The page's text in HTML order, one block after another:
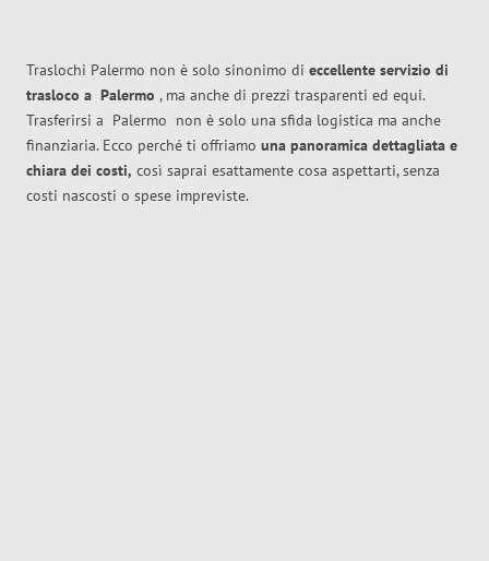
Traslochi Palermo non è solo sinonimo di eccellente servizio di
trasloco a Palermo , ma anche di prezzi trasparenti ed equi.
Trasferirsi a Palermo non è solo una sfida logistica ma anche
finanziaria. Ecco perché ti offriamo una panoramica dettagliata e
chiara dei costi, così saprai esattamente cosa aspettarti, senza
costi nascosti o spese impreviste.